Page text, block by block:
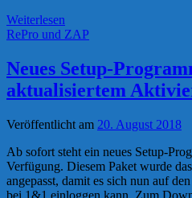
Weiterlesen
RePro und ZAP
Neues Setup-
aktualisiertem
Veröffentlicht am 20. August 2018
Ab sofort steht ein neues Setup-
Verfügung. Diesem Paket wurde
angepasst, damit es sich nun auf
bei 1&1 einloggen kann. Zum